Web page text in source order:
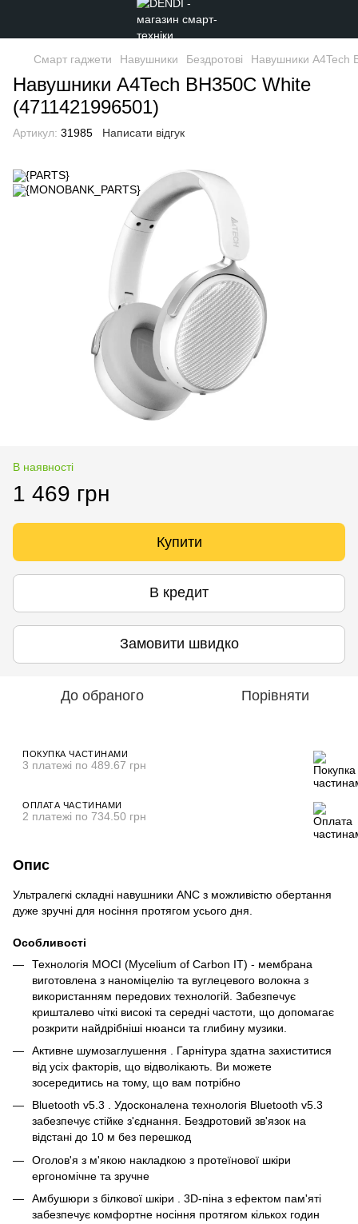
Смарт гаджети Навушники Бездротові Навушники A4Tech
Навушники A4Tech BH350C White
(4711421996501)
Артикул: 31985 Написати відгук
В наявності
1 469 грн
Купити
В кредит
Замовити швидко
До обраного Порівняти
ПОКУПКА ЧАСТИНАМИ
3 платежі по 489.67 грн
ОПЛАТА ЧАСТИНАМИ
2 платежі по 734.50 грн
Опис
Ультралегкі складні навушники ANC з можливістю обертання
дуже зручні для носіння протягом усього дня.
Особливості
Технологія MOCI (Mycelium of Carbon IT) - мембрана
виготовлена з наноміцелію та вуглецевого волокна з
використанням передових технологій. Забезпечує
кришталево чіткі високі та середні частоти, що допомагає
розкрити найдрібніші нюанси та глибину музики.
Активне шумозаглушення . Гарнітура здатна захиститися
від усіх факторів, що відволікають. Ви можете
зосередитись на тому, що вам потрібно
Bluetooth v5.3 . Удосконалена технологія Bluetooth v5.3
забезпечує стійке з'єднання. Бездротовий зв'язок на
відстані до 10 м без перешкод
Оголов'я з м'якою накладкою з протеїнової шкіри
ергономічне та зручне
Амбушюри з білкової шкіри . 3D-піна з ефектом пам'яті
забезпечує комфортне носіння протягом кількох годин